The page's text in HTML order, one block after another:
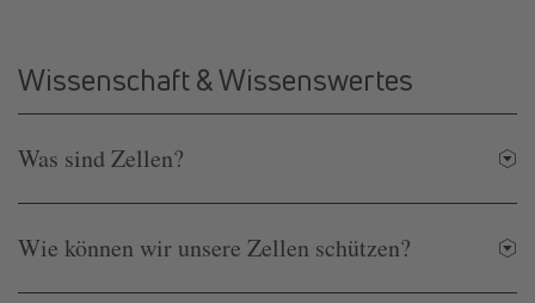
Wissenschaft & Wissenswertes
Was sind Zellen?
Wie können wir unsere Zellen schützen?